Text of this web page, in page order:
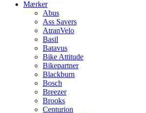
Mærker
Abus
Ass Savers
AtranVelo
Basil
Batavus
Bike Attitude
Bikepartner
Blackburn
Bosch
Breezer
Brooks
Centurion